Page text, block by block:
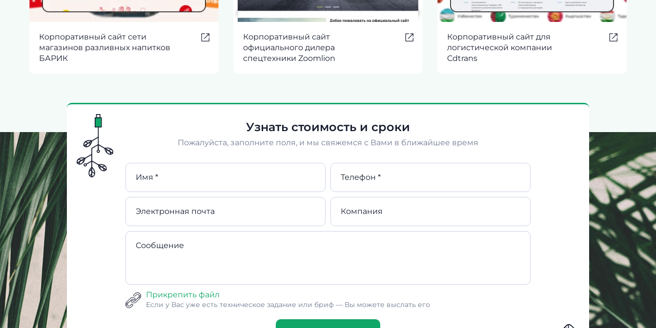
Корпоративный сайт сети
магазинов разливных напитков
БАРИК
Корпоративный сайт
официального дилера
спецтехники Zoomlion
Корпоративный сайт для
логистической компании
Cdtrans
Узнать стоимость и сроки
Пожалуйста, заполните поля, и мы свяжемся с Вами в ближайшее время
Имя * Телефон *
Электронная почта Компания
Сообщение
Прикрепить файл
Если у Вас уже есть техническое задание или бриф — Вы можете выслать его